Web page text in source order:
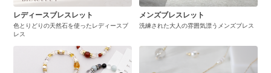
レディースブレスレット
色とりどりの天然石を使ったレディースブ
レス
メンズブレスレット
洗練された大人の雰囲気漂うメンズブレス